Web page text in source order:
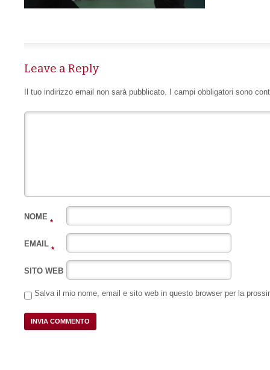
Leave a Reply
Il tuo indirizzo email non sarà pubblicato. I campi obbligatori sono
NOME
*
EMAIL
*
SITO WEB
Salva il mio nome, email e sito web in questo browser per la